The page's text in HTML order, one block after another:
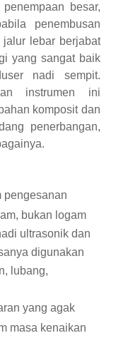
besar,
penembusan
lebar berjabat
yang sangat baik
nadi sempit.
instrumen ini
komposit dan
penerbangan,
pengesanan
bukan logam
ultrasonik dan
digunakan
lubang,
yang agak
masa kenaikan